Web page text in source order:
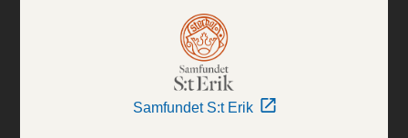
Samfundet S:t Erik